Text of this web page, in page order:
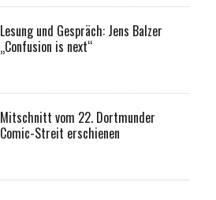
Lesung und Gespräch: Jens Balzer
„Confusion is next“
Mitschnitt vom 22. Dortmunder
Comic-Streit erschienen